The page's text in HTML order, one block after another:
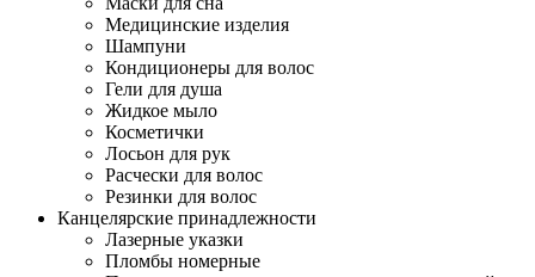
Медицинские изделия
Шампуни
Кондиционеры для волос
Гели для душа
Жидкое мыло
Косметички
Лосьон для рук
Расчески для волос
Резинки для волос
Канцелярские принадлежности
Лазерные указки
Пломбы номерные